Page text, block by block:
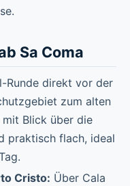
Sa Coma
Runde direkt vor der
zum alten
mit Blick über die
praktisch flach, ideal
Cristo: Über Cala